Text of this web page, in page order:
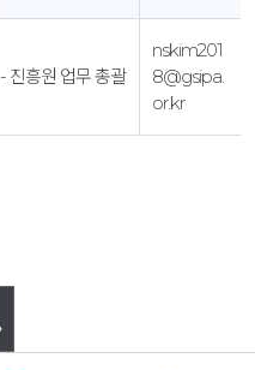
- 진흥원 업무 총괄
nskim201
8@gsipa.
or.kr